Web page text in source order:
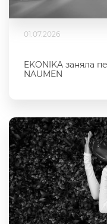
01.07.2026
EKONIKA заняла
NAUMEN